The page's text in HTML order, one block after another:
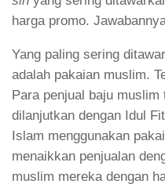
harga promo.
Yang paling sering
adalah pakaian muslim.
Para penjual baju muslim
dilanjutkan dengan Idul
Islam menggunakan
menaikkan penjualan
muslim mereka dengan